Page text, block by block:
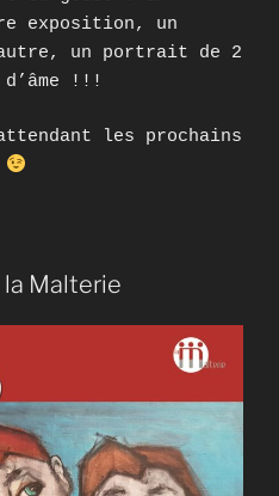
exposition, un
un portrait de 2
!!!
les prochains
la Malterie